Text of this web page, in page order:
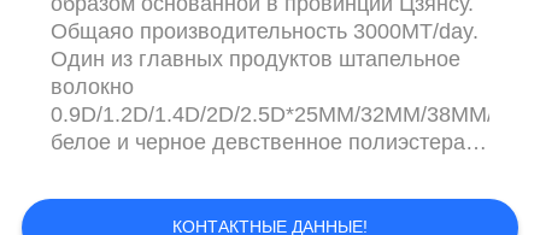
Общаяо производительность 3000MT/day.
Один из главных продуктов штапельное
волокно
0.9D/1.2D/1.4D/2D/2.5D*25MM/32MM/38MM/
белое и черное девственное полиэстера.
иглы пробивая для произведения
Nonwoven ткани. Уникально
КОНТАКТНЫЕ ДАННЫЕ!